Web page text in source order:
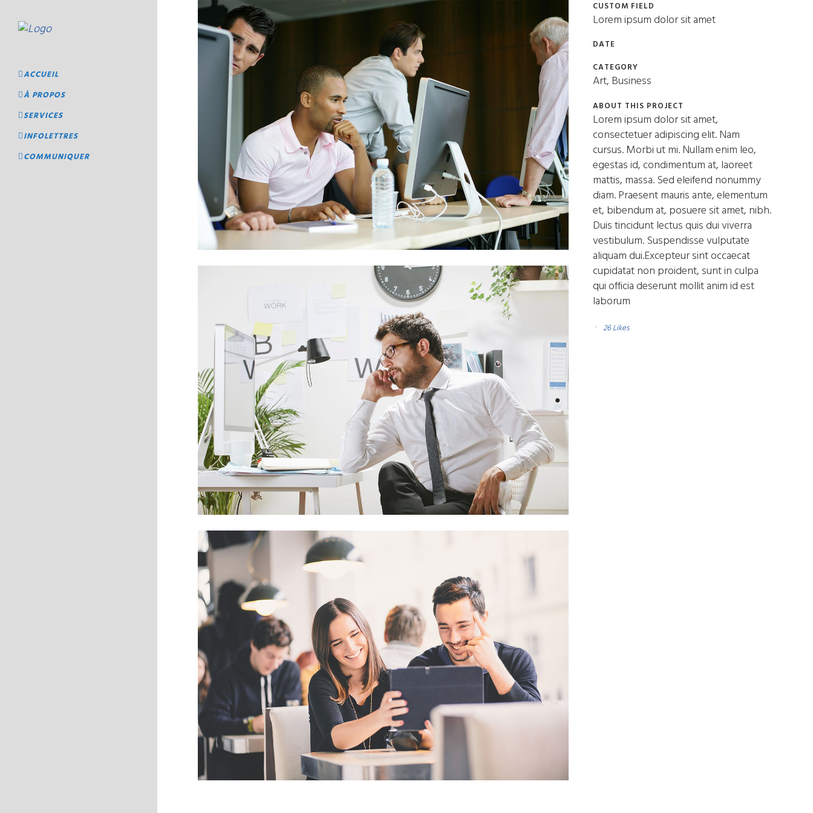
ACCUEIL
À PROPOS
SERVICES
INFOLETTRES
COMMUNIQUER
CUSTOM FIELD
Lorem ipsum dolor sit amet
DATE
CATEGORY
Art, Business
ABOUT THIS PROJECT
Lorem ipsum dolor sit amet,
consectetuer adipiscing elit. Nam
cursus. Morbi ut mi. Nullam enim leo,
egestas id, condimentum at, laoreet
mattis, massa. Sed eleifend nonummy
diam. Praesent mauris ante, elementum
et, bibendum at, posuere sit amet, nibh.
Duis tincidunt lectus quis dui viverra
vestibulum. Suspendisse vulputate
aliquam dui.Excepteur sint occaecat
cupidatat non proident, sunt in culpa
qui officia deserunt mollit anim id est
laborum
26Likes